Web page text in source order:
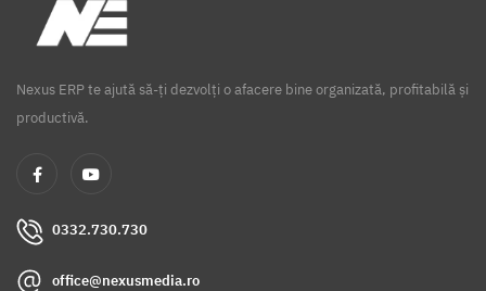
Nexus ERP te ajută să-ți dezvolți o afacere bine organizată, profitabilă și
productivă.
0332.730.730
office@nexusmedia.ro